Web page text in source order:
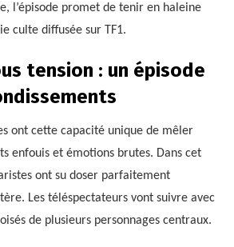
l’épisode promet de tenir en haleine
culte diffusée sur TF1.
tension : un épisode
ont cette capacité unique de mêler
enfouis et émotions brutes. Dans cet
ont su doser parfaitement
Les téléspectateurs vont suivre avec
de plusieurs personnages centraux.